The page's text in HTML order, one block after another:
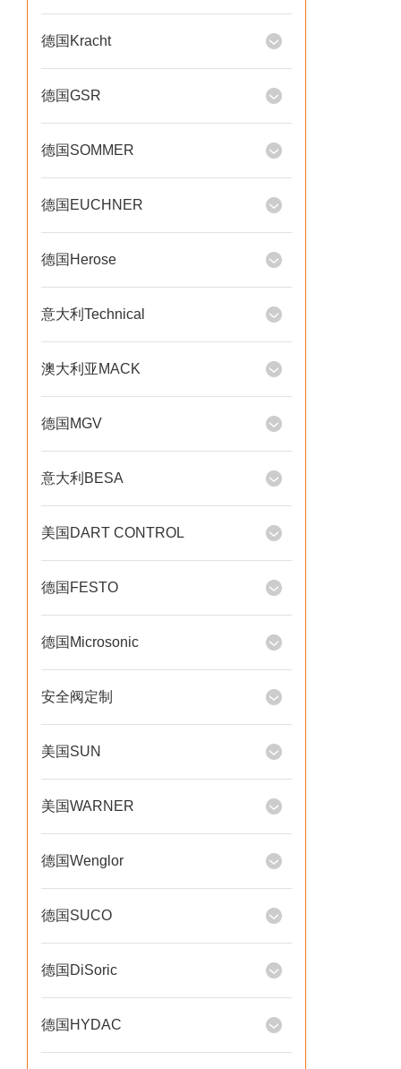
德国Kracht
德国GSR
德国SOMMER
德国EUCHNER
德国Herose
意大利Technical
澳大利亚MACK
德国MGV
意大利BESA
美国DART CONTROL
德国FESTO
德国Microsonic
安全阀定制
美国SUN
美国WARNER
德国Wenglor
德国SUCO
德国DiSoric
德国HYDAC